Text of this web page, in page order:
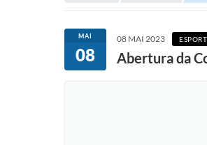
MAI
08
08 MAI 2023
Abertura da